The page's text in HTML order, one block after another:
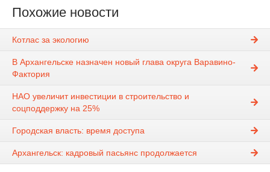
Похожие новости
Котлас за экологию
В Архангельске назначен новый глава округа Варавино-
Фактория
НАО увеличит инвестиции в строительство и
соцподдержку на 25%
Городская власть: время доступа
Архангельск: кадровый пасьянс продолжается